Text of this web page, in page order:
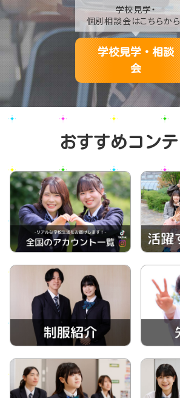
学校見学・
個別相談会はこちらから
学校見学・相談
会
おすすめコン